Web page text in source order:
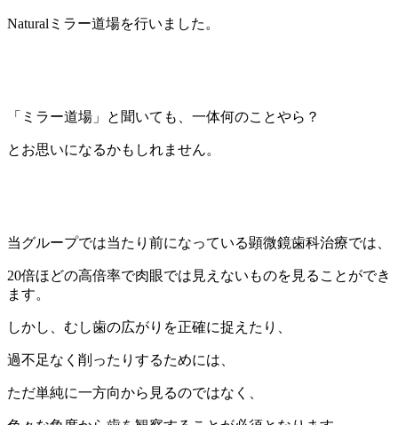
Naturalミラー道場を行いました。
「ミラー道場」と聞いても、一体何のことやら？
とお思いになるかもしれません。
当グループでは当たり前になっている顕微鏡歯科治療では、
20倍ほどの高倍率で肉眼では見えないものを見ることができ
ます。
しかし、むし歯の広がりを正確に捉えたり、
過不足なく削ったりするためには、
ただ単純に一方向から見るのではなく、